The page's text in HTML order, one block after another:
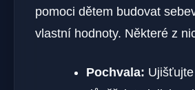
pomoci dětem budovat
vlastní hodnoty. Některé z
Pochvala: